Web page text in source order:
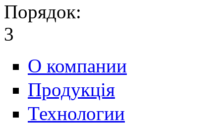
Порядок:
3
О компании
Продукція
Технологии